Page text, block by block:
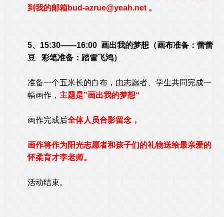
到我的邮箱bud-azrue@yeah.net 。
5、15:30——16:00 画出我的梦想（画布准备：蕾蕾
豆 彩笔准备：踏雪飞鸿）
准备一个五米长的白布，由志愿者、学生共同完成一
幅画作， 主题是”画出我的梦想“
画作完成后全体人员合影留念，
画作将作为阳光志愿者和孩子们的礼物送给最亲爱的
怀柔育才李老师。
活动结束。